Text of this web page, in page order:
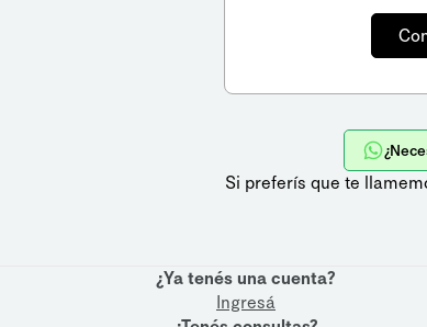
Si preferís que te
¿Ya tenés una cuenta?
Ingresá